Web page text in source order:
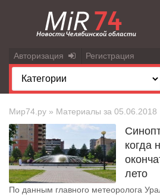
Авторизация Регистрация
Мир74.ру » Материалы за 05.06.2018
когда
лето
По данным главного метеоролога